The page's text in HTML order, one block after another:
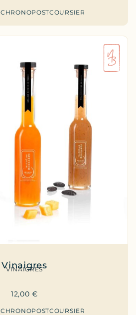
CHRONOPOSTCOURSIER
Vinaigres
VINAIGRES
12,00€
CHRONOPOSTCOURSIER